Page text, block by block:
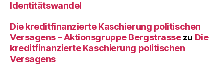
Identitätswandel
Die kreditfinanzierte Kaschierung politischen
Versagens – Aktionsgruppe Bergstrassezu Die
kreditfinanzierte Kaschierung politischen
Versagens